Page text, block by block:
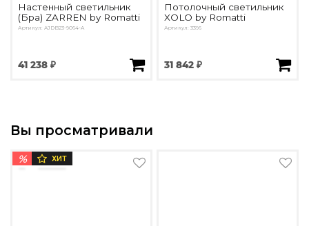
Настенный светильник
(Бра) ZARREN by Romatti
Артикул: AJDB23-9064-A
41 238 ₽
Потолочный светильник
XOLO by Romatti
Артикул: 3396
31 842 ₽
Вы просматривали
% ХИТ